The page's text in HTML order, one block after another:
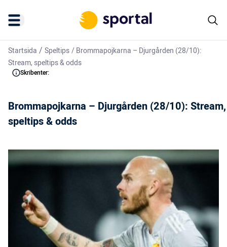
Startsida / Speltips/Brommapojkarna – Djurgården (28/10):
Stream, speltips & odds
Skribenter:
Brommapojkarna – Djurgården (28/10): Stream,
speltips & odds